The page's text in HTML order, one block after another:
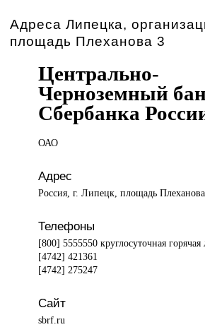
Адреса Липецка,
площадь Плеханова 3
Центрально-
Черноземный
Сбербанка
ОАО
Адрес
Россия, г. Липецк, площадь
Телефоны
[800] 5555550 круглосуточная
[4742] 421361
[4742] 275247
Сайт
sbrf.ru